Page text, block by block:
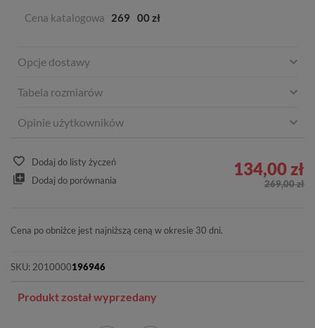
Cena katalogowa 269 00 zł
Opcje dostawy
Tabela rozmiarów
Opinie użytkowników
Dodaj do listy życzeń
Dodaj do porównania
134,00 zł
269,00 zł
Cena po obniżce jest najniższą ceną w okresie 30 dni.
SKU: 2010000196946
Produkt został wyprzedany